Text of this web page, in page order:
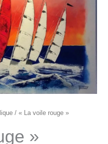
/ « La voile rouge »
»